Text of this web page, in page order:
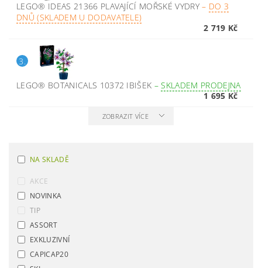
LEGO® IDEAS 21366 PLAVAJÍCÍ MOŘSKÉ VYDRY– DO 3
DNŮ (SKLADEM U DODAVATELE)
2 719 Kč
3.
LEGO® BOTANICALS 10372 IBIŠEK –SKLADEM PRODEJNA
1 695 Kč
ZOBRAZIT VÍCE
NA SKLADĚ
AKCE
NOVINKA
TIP
ASSORT
EXKLUZIVNÍ
CAPICAP20